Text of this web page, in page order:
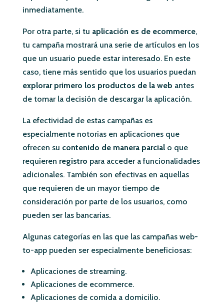
inmediatamente.
Por otra parte, si tu aplicación es de ecommerce,
tu campaña mostrará una serie de artículos en los
que un usuario puede estar interesado. En este
caso, tiene más sentido que los usuarios puedan
explorar primero los productos de la web antes
de tomar la decisión de descargar la aplicación.
La efectividad de estas campañas es
especialmente notorias en aplicaciones que
ofrecen su contenido de manera parcial o que
requieren registro para acceder a funcionalidades
adicionales. También son efectivas en aquellas
que requieren de un mayor tiempo de
consideración por parte de los usuarios, como
pueden ser las bancarias.
Algunas categorías en las que las campañas web-
to-app pueden ser especialmente beneficiosas:
Aplicaciones de streaming.
Aplicaciones de ecommerce.
Aplicaciones de comida a domicilio.